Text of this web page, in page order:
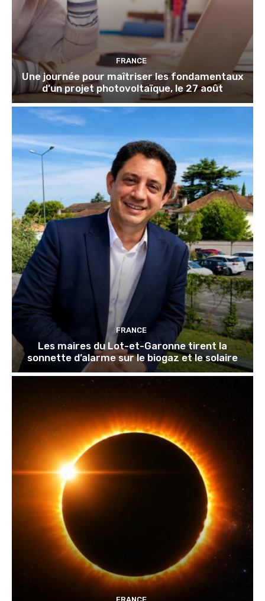
FRANCE
Une journée pour maîtriser les fondamentaux
d’un projet photovoltaïque, le 27 août
FRANCE
Les maires du Lot-et-Garonne tirent la
sonnette d’alarme sur le biogaz et le solaire